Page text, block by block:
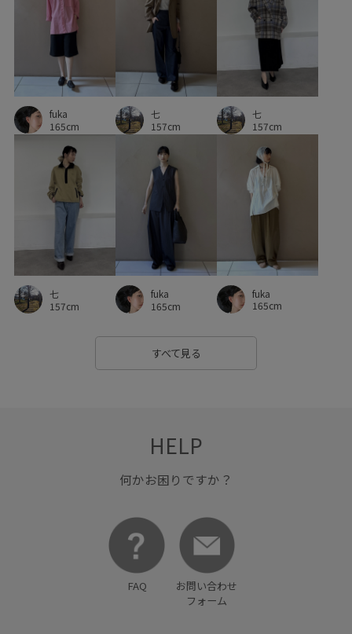
ショートパンツ シンプル
ジャドール限定 スタイリング スタイルアップ
スッキリ セットアップ センシュアル
タイダイカラー タイト タンクトップ
デニムジャケット トレンド感 ドライタッチ
ニット ノースリーブ ハリ感 バイカラー
ブラック プルオーバー
マチ広め ミニマル メッシュ
モダン リラックススタイル ワンピース
ヴィンテージ ヴィンテージデニム 上品 伸縮性
光沢感 公式サイト限定 取り外し可能
定番 履き心地が良い 幅広
fuka
165cm
七
157cm
七
157cm
七
157cm
fuka
165cm
fuka
165cm
すべて見る
HELP
何かお困りですか？
FAQ
お問い合わせ
フォーム